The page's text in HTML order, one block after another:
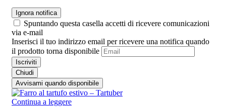
Ignora notifica
Spuntando questa casella accetti di ricevere comunicazioni
via e-mail
Inserisci il tuo indirizzo email per ricevere una notifica quando
il prodotto torna disponibile
Iscriviti
Chiudi
Avvisami quando disponibile
Continua a leggere